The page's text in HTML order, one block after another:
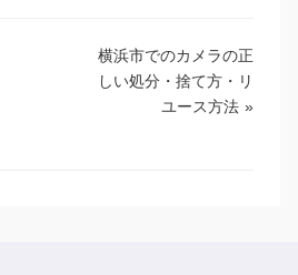
横浜市でのカメラの正
しい処分・捨て方・リ
ユース方法 »